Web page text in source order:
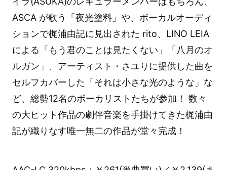
ASCA が歌う「夜光塗料」や、ボーカルオーディ
ションで梶浦由記に見出された rito、LINO LEIA
による「もう君のことは見たくない」「八月のオ
ルガン」、アーティスト・さユりに提供した曲を
セルフカバーした「それは小さな光のような」な
ど、総勢12名のボーカリストたちが参加！ 数々
の大ヒット作品の劇伴音楽を手掛けてきた梶浦由
記が織りなす唯一無二の作品が堂々完成！